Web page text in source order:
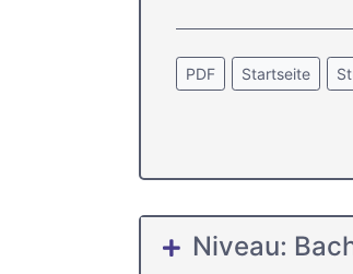
PDF Startseite
Niveau: